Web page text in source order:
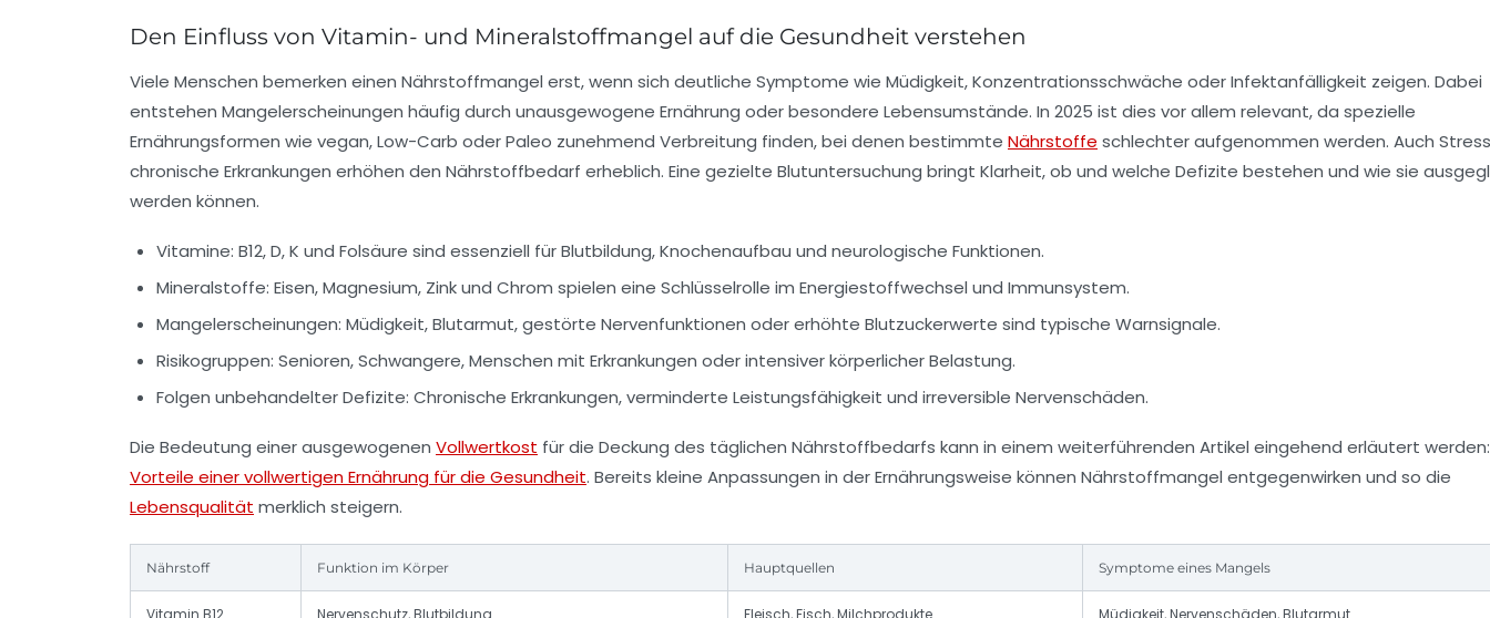
Den Einfluss von Vitamin- und Mineralstoffmangel auf die Gesundheit verstehen
Viele Menschen bemerken einen Nährstoffmangel erst, wenn sich deutliche Symptome wie Müdigkeit, Konzentrationsschwäche oder Infektanfälligkeit zeigen. Dabei
entstehen Mangelerscheinungen häufig durch unausgewogene Ernährung oder besondere Lebensumstände. In 2025 ist dies vor allem relevant, da spezielle
Ernährungsformen wie vegan, Low-Carb oder Paleo zunehmend Verbreitung finden, bei denen bestimmte Nährstoffe schlechter aufgenommen werden. Auch
chronische Erkrankungen erhöhen den Nährstoffbedarf erheblich. Eine gezielte Blutuntersuchung bringt Klarheit, ob und welche Defizite bestehen und wie sie
werden können.
Vitamine: B12, D, K und Folsäure sind essenziell für Blutbildung, Knochenaufbau und neurologische Funktionen.
Mineralstoffe: Eisen, Magnesium, Zink und Chrom spielen eine Schlüsselrolle im Energiestoffwechsel und Immunsystem.
Mangelerscheinungen: Müdigkeit, Blutarmut, gestörte Nervenfunktionen oder erhöhte Blutzuckerwerte sind typische Warnsignale.
Risikogruppen: Senioren, Schwangere, Menschen mit Erkrankungen oder intensiver körperlicher Belastung.
Folgen unbehandelter Defizite: Chronische Erkrankungen, verminderte Leistungsfähigkeit und irreversible Nervenschäden.
Die Bedeutung einer ausgewogenen Vollwertkost für die Deckung des täglichen Nährstoffbedarfs kann in einem weiterführenden Artikel eingehend erläutert werden:
Vorteile einer vollwertigen Ernährung für die Gesundheit. Bereits kleine Anpassungen in der Ernährungsweise können Nährstoffmangel entgegenwirken und so die
Lebensqualität merklich steigern.
Nährstoff Funktion im Körper Hauptquellen Symptome eines Mangels
Vitamin B12 Nervenschutz, Blutbildung Fleisch, Fisch, Milchprodukte Müdigkeit, Nervenschäden, Blutarmut